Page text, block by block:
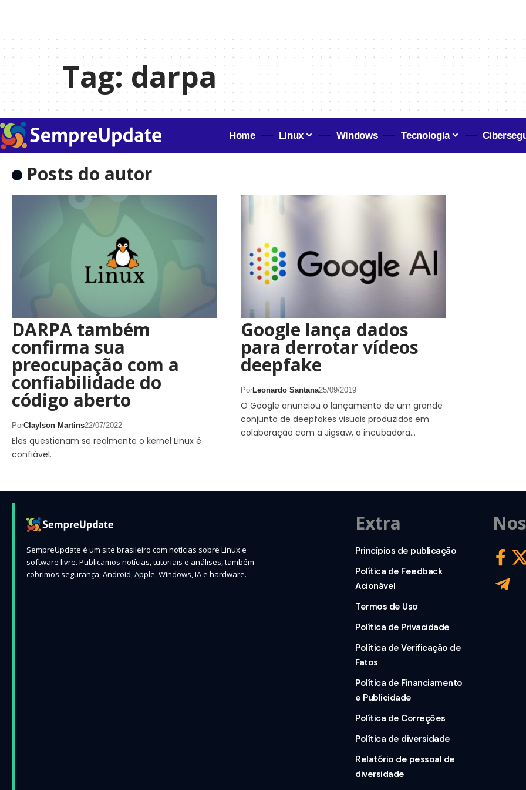
Tag:darpa
Home Linux Windows Tecnologia
Posts do autor
DARPA também
confirma sua
preocupação com a
confiabilidade do
código aberto
PorClaylson Martins22/07/2022
Eles questionam se realmente o kernel Linux é
confiável.
Google lança dados
para derrotar vídeos
deepfake
PorLeonardo Santana25/09/2019
O Google anunciou o lançamento de um grande
conjunto de deepfakes visuais produzidos em
colaboração com a Jigsaw, a incubadora…
SempreUpdate é um site brasileiro com notícias sobre Linux e
software livre. Publicamos notícias, tutoriais e análises, também
cobrimos segurança, Android, Apple, Windows, IA e hardware.
Extra
Princípios de publicação
Política de Feedback
Acionável
Termos de Uso
Política de Privacidade
Política de Verificação de
Fatos
Política de Financiamento
e Publicidade
Política de Correções
Política de diversidade
Relatório de pessoal de
diversidade